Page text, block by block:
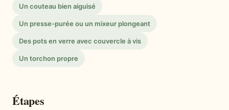
Un couteau bien aiguisé
Un presse-purée ou un mixeur plongeant
Des pots en verre avec couvercle à vis
Un torchon propre
Étapes